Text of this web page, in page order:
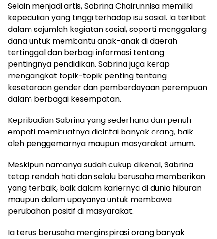
Selain menjadi artis, Sabrina Chairunnisa memiliki
kepedulian yang tinggi terhadap isu sosial. Ia terlibat
dalam sejumlah kegiatan sosial, seperti menggalang
dana untuk membantu anak-anak di daerah
tertinggal dan berbagi informasi tentang
pentingnya pendidikan. Sabrina juga kerap
mengangkat topik-topik penting tentang
kesetaraan gender dan pemberdayaan perempuan
dalam berbagai kesempatan.
Kepribadian Sabrina yang sederhana dan penuh
empati membuatnya dicintai banyak orang, baik
oleh penggemarnya maupun masyarakat umum.
Meskipun namanya sudah cukup dikenal, Sabrina
tetap rendah hati dan selalu berusaha memberikan
yang terbaik, baik dalam kariernya di dunia hiburan
maupun dalam upayanya untuk membawa
perubahan positif di masyarakat.
Ia terus berusaha menginspirasi orang banyak